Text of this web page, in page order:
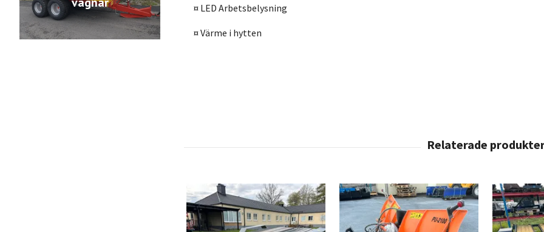
¤ LED Arbetsbelysning
¤ Värme i hytten